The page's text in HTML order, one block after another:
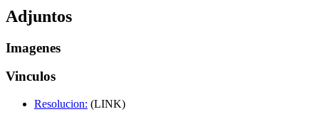
Adjuntos
Imagenes
Vinculos
Resolucion: (LINK)